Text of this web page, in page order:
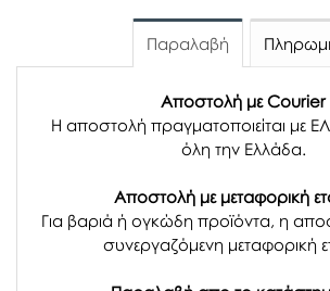
Παραλαβή
Αποστολή με Courier
Η αποστολή πραγματοποιείται με
όλη την Ελλάδα.
Αποστολή με μεταφορική
Για βαριά ή ογκώδη προϊόντα, η
συνεργαζόμενη μεταφορική